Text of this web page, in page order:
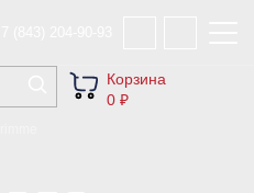
Корзина
0 ₽